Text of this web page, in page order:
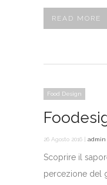
READ MORE
Food Design
26 Agosto 2016 | admin
Scoprire il
percezione del